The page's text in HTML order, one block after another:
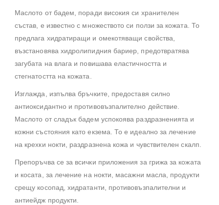
Маслото от бадем, поради високия си хранителен
състав, е известно с множеството си ползи за кожата. То
предлага хидратиращи и омекотяващи свойства,
възстановява хидролипидния бариер, предотвратява
загубата на влага и повишава еластичността и
стегнатостта на кожата.
Изглажда, изпълва бръчките, предоставя силно
антиоксидантно и противовъзпалително действие.
Маслото от сладък бадем успокоява раздразненията и
кожни състояния като екзема. То е идеално за лечение
на крехки нокти, раздразнена кожа и чувствителен скалп.
Препоръчва се за всички приложения за грижа за кожата
и косата, за лечение на нокти, масажни масла, продукти
срещу косопад, хидратанти, противовъзпалителни и
антиейдж продукти.